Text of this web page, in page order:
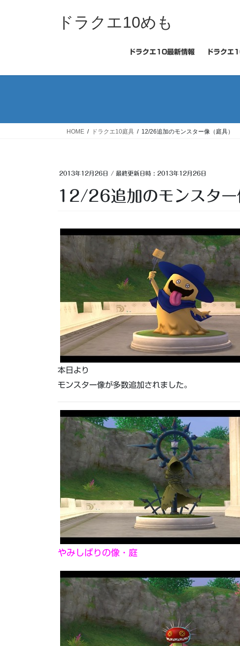
ス
ン
ドラクエ10めも
ドラクエ10最新情報 ドラクエ
HOME ドラクエ10庭具 12/26追加のモンスター像（庭具）
2013年12月26日 / 最終更新日時 : 2013年12月26日
12/26追加のモンスター
本日より
モンスター像が多数追加されました。
やみしばりの像・庭